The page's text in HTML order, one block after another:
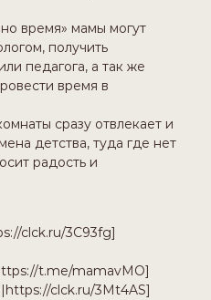
время» мамы могут
получить
педагога, а так же
время в
сразу отвлекает и
детства, туда где нет
радость и
clck.ru/3C93fg]
t.me/mamavMO]
clck.ru/3Mt4AS]